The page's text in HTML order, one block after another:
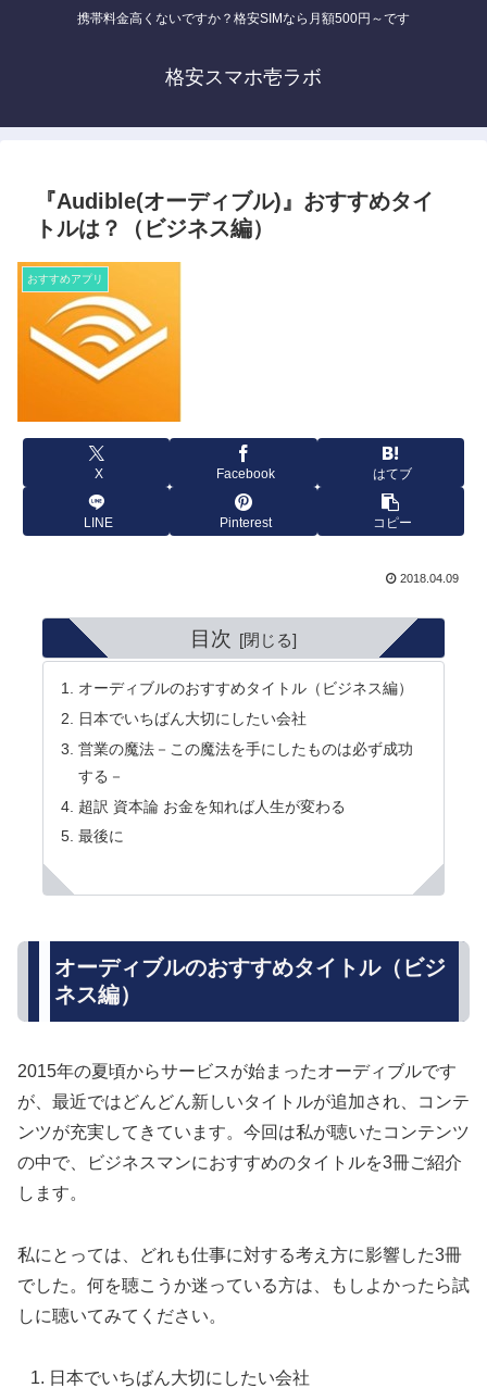
携帯料金高くないですか？格安SIMなら月額500円～です
格安スマホ壱ラボ
『Audible(オーディブル)』おすすめタイ
トルは？（ビジネス編）
おすすめアプリ
X Facebook はてブ
LINE Pinterest コピー
2018.04.09
目次
オーディブルのおすすめタイトル（ビジネス編）
日本でいちばん大切にしたい会社
営業の魔法－この魔法を手にしたものは必ず成功
する－
超訳 資本論 お金を知れば人生が変わる
最後に
オーディブルのおすすめタイトル（ビジ
ネス編）
2015年の夏頃からサービスが始まったオーディブルです
が、最近ではどんどん新しいタイトルが追加され、コンテ
ンツが充実してきています。今回は私が聴いたコンテンツ
の中で、ビジネスマンにおすすめのタイトルを3冊ご紹介
します。
私にとっては、どれも仕事に対する考え方に影響した3冊
でした。何を聴こうか迷っている方は、もしよかったら試
しに聴いてみてください。
日本でいちばん大切にしたい会社